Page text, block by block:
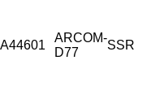
A44601
ARCOM-
D77
SSR